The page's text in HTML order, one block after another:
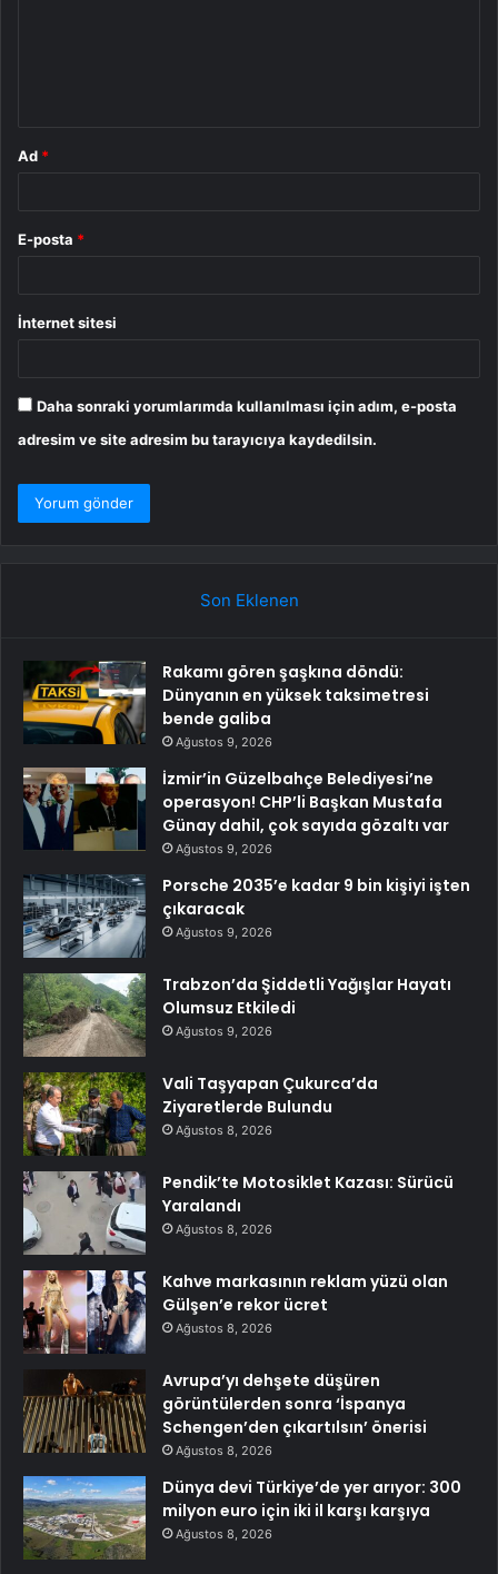
Ad *
E-posta *
İnternet sitesi
Daha sonraki yorumlarımda kullanılması için adım, e-posta
adresim ve site adresim bu tarayıcıya kaydedilsin.
Son Eklenen
Rakamı gören şaşkına döndü:
Dünyanın en yüksek taksimetresi
bende galiba
Ağustos 9, 2026
İzmir’in Güzelbahçe Belediyesi’ne
operasyon! CHP’li Başkan Mustafa
Günay dahil, çok sayıda gözaltı var
Ağustos 9, 2026
Porsche 2035’e kadar 9 bin kişiyi işten
çıkaracak
Ağustos 9, 2026
Trabzon’da Şiddetli Yağışlar Hayatı
Olumsuz Etkiledi
Ağustos 9, 2026
Vali Taşyapan Çukurca’da
Ziyaretlerde Bulundu
Ağustos 8, 2026
Pendik’te Motosiklet Kazası: Sürücü
Yaralandı
Ağustos 8, 2026
Kahve markasının reklam yüzü olan
Gülşen’e rekor ücret
Ağustos 8, 2026
Avrupa’yı dehşete düşüren
görüntülerden sonra ‘İspanya
Schengen’den çıkartılsın’ önerisi
Ağustos 8, 2026
Dünya devi Türkiye’de yer arıyor: 300
milyon euro için iki il karşı karşıya
Ağustos 8, 2026